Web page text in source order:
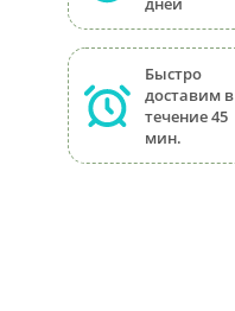
Быстро
доставим в
течение 45
мин.